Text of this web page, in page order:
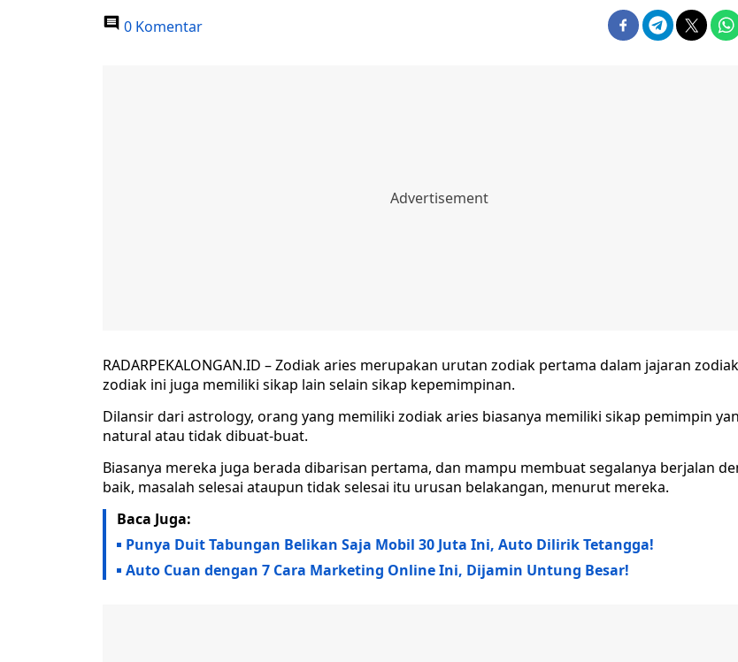
0 Komentar
RADARPEKALONGAN.ID – Zodiak aries merupakan urutan zodiak pertama dalam jajaran
zodiak ini juga memiliki sikap lain selain sikap kepemimpinan.
Dilansir dari astrology, orang yang memiliki zodiak aries biasanya memiliki sikap pemimpin
natural atau tidak dibuat-buat.
Biasanya mereka juga berada dibarisan pertama, dan mampu membuat segalanya berjalan
baik, masalah selesai ataupun tidak selesai itu urusan belakangan, menurut mereka.
Baca Juga:
Punya Duit Tabungan Belikan Saja Mobil 30 Juta Ini, Auto Dilirik Tetangga!
Auto Cuan dengan 7 Cara Marketing Online Ini, Dijamin Untung Besar!